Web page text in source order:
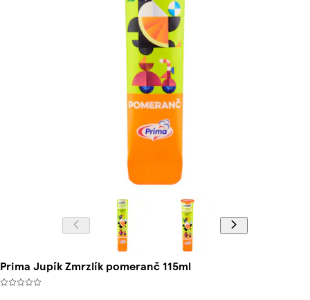
Prima Jupík Zmrzlík pomeranč 115ml